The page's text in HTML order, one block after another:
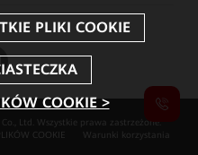
Ltd. Wszystkie prawa zastrzeżone.
COOKIE Warunki korzystania
COOKIE >